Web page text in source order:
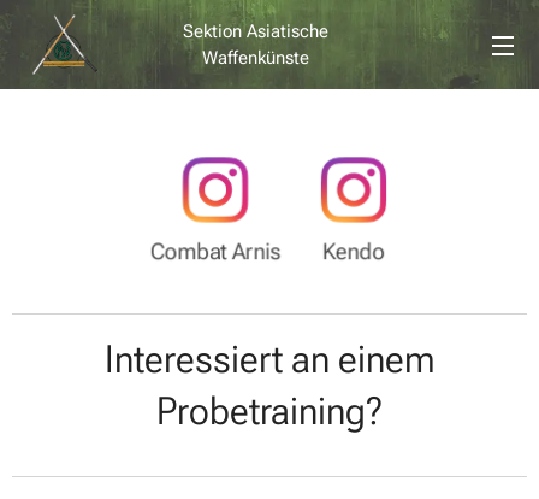
Sektion Asiatische
Waffenkünste
Combat Arnis Kendo
Interessiert an einem
Probetraining?